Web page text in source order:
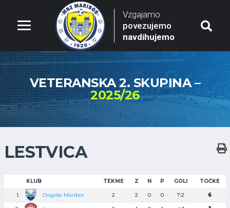
Vzgajamo
povezujemo
navdihujemo
VETERANSKA 2. SKUPINA –
2025/26
LESTVICA
KLUB TEKME Z N P GOLI TOČKE
1. Dogoše Maribor 2 2 0 0 7:2 6